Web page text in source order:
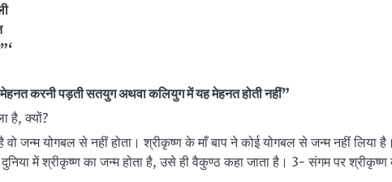
करनी पड़ती सतयुग अथवा कलियुग में यह मेहनत होती नहीं”
है, क्यों?
जन्म योगबल से नहीं होता। श्रीकृष्ण के माँ बाप ने कोई योगबल से जन्म नहीं
में श्रीकृष्ण का जन्म होता है, उसे ही वैकुण्ठ कहा जाता है। 3- संगम पर